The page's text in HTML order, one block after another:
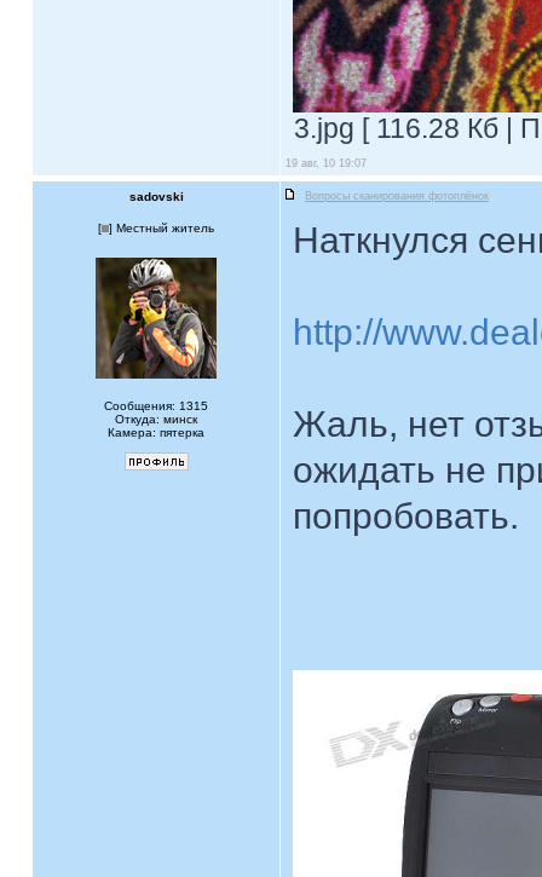
3.jpg [ 116.28 Кб |
19 авг, 10 19:07
sadovski Вопросы сканирования фотоплёнок
[ ] Местный житель
Сообщения: 1315
Откуда: минск
Камера: пятерка
Наткнулся
http://
Жаль, нет
ожидать не
попробовать.